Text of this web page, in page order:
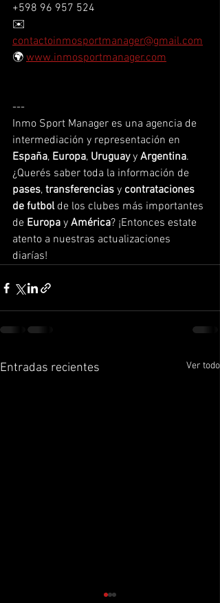
+598 96 957 524
✉️
contactoinmosportmanager@gmail.com
🌍 www.inmosportmanager.com
---
Inmo Sport Manager es una agencia de
intermediación y representación en
España, Europa, Uruguay y Argentina.
¿Querés saber toda la información de
pases, transferencias y contrataciones
de futbol de los clubes más importantes
de Europa y América? ¡Entonces estate
atento a nuestras actualizaciones
diarías!
Entradas recientes Ver todo